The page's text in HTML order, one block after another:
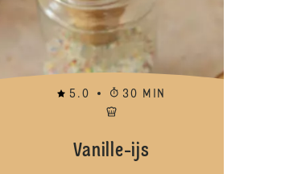
5.0 30 MIN
Vanille-ijs